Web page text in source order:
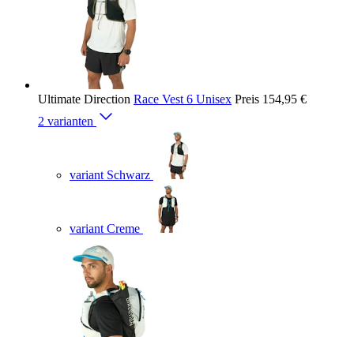
Ultimate Direction Race Vest 6 Unisex Preis 154,95 €
2 varianten
variant Schwarz
variant Creme